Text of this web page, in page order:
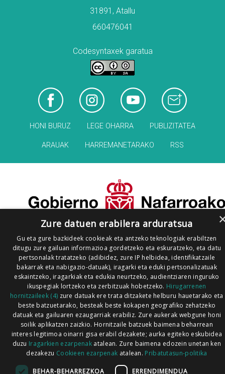
31891, Atallu
660476041
Codesyntaxek garatua
HONI BURUZ LEGE OHARRA PUBLIZITATEA
ARAUAK HARREMANETARAKO RSS
Zure datuen erabilera arduratsua
Gu eta gure bazkideek cookieak eta antzeko teknologiak erabiltzen
ditugu zure gailuan informazioa gordetzeko eta eskuratzeko, eta datu
pertsonalak tratatzeko (adibidez, zure IP helbidea, identifikatzaile
bakarrak eta nabigazio-datuak), iragarki eta eduki pertsonalizatuak
eskaintzeko, iragarkiak eta edukia neurtzeko, audientziaren inguruko
ikuspegiak lortzeko eta zerbitzuak hobetzeko. Hirugarrenen
hornitzaileek (4) zure datuak ere trata ditzakete helburu hauetarako eta
beste batzuetarako, besteak beste kokapen geografiko zehatzeko
datuak eta gailuaren ezaugarriak erabiliz. Zure aukerak webgune honi
soilik aplikatzen zaizkio. Hornitzaile batzuek baimena beharrean
interes legitimoa oinarri gisa erabil dezakete; aurka egiteko eskubidea
duzu Iragarkien ezarpenak atalean. Zure baimena edozein unetan ken
dezakezu Cookieen ezarpenak atalean. Pribatutasun-politika
BEHAR-BEHARREZKOA ERRENDIMENDUA